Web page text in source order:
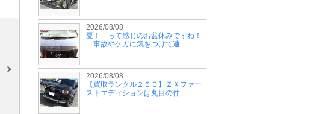
2026/08/08
夏！ って感じのお盆休みですね！
事故やケガに気をつけて連 ...
2026/08/08
【買取ランクル２５０】ＺＸファー
ストエディションは丸目の件